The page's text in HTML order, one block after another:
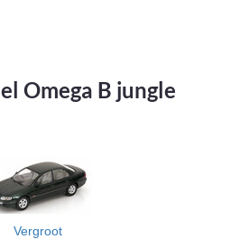
Omega B jungle
Vergroot